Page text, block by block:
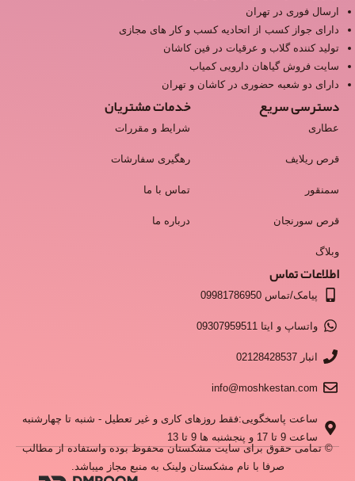
ارسال فوری در تهران
دارای جواز کسب از اتحادیه کسب و کار های مجازی
تولید کننده گلاب و عرقیات در فین کاشان
سایت فروش گیاهان دارویی کمیاب
دارای دو شعبه حضوری در کاشان و تهران
دسترسی سریع
عطاری
قرص ریلایف
سمنقور
قرص سورنجان
وبلاگ
خدمات مشتریان
شرایط و مقررات
رهگیری سفارشات
تماس با ما
درباره ما
اطلاعات تماس
پیامک/تماس 09981786950
واتساپ و ایتا 09307959511
انبار 02128428537
info@moshkestan.com
ساعت پاسخگویی:فقط روزهای کاری و غیر تعطیل - شنبه تا چهارشنبه
ساعت 9 تا 17 و پنجشنبه ها 9 تا 13
© تمامی حقوق برای سایت مشکستان محفوظ بوده واستفاده از مطالب
صرفا با نام مشکستان ولینک به منبع مجاز میباشد.